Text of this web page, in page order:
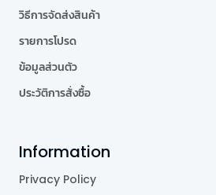
วิธีการจัดส่งสินค้า
รายการโปรด
ข้อมูลส่วนตัว
ประวัติการสั่งซื้อ
Information
Privacy Policy